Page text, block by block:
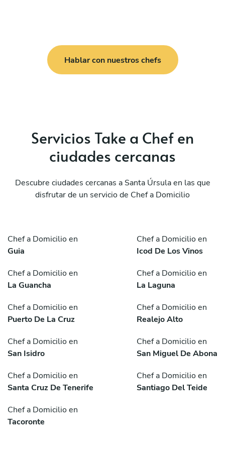
Hablar con nuestros chefs
Servicios Take a Chef en
ciudades cercanas
Descubre ciudades cercanas a Santa Úrsula en las que
disfrutar de un servicio de Chef a Domicilio
Chef a Domicilio en
Guia
Chef a Domicilio en
Icod De Los Vinos
Chef a Domicilio en
La Guancha
Chef a Domicilio en
La Laguna
Chef a Domicilio en
Puerto De La Cruz
Chef a Domicilio en
Realejo Alto
Chef a Domicilio en
San Isidro
Chef a Domicilio en
San Miguel De Abona
Chef a Domicilio en
Santa Cruz De Tenerife
Chef a Domicilio en
Santiago Del Teide
Chef a Domicilio en
Tacoronte